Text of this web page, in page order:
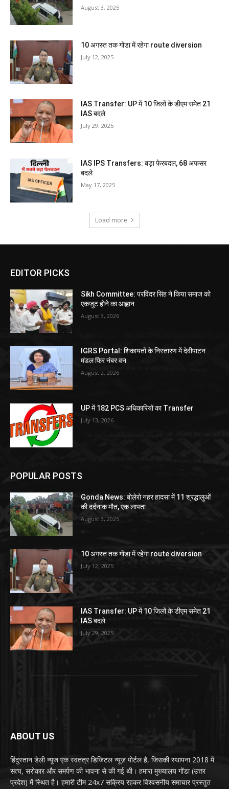
August 3, 2025
10 अगस्त तक गोंडा में रहेगा route diversion
July 12, 2025
IAS Transfer: UP में 10 जिलों के डीएम समेत 21
IAS बदले
July 29, 2025
IAS IPS Transfers: बड़ा फेरबदल, 68 अफसर
बदले
May 17, 2025
Load more
EDITOR PICKS
Sikh Committee: परविंदर सिंह ने किया समाज को
एकजुट होने का आह्वान
August 3, 2026
IGRS Portal: शिकायतों के निस्तारण में देवीपाटन
मंडल फिर नंबर वन
August 2, 2026
UP में 182 PCS अधिकारियों का Transfer
July 13, 2026
POPULAR POSTS
Gonda News: बोलेरो नहर हादसा में 11 श्रद्धालुओं
की दर्दनाक मौत, एक लापता
August 3, 2025
10 अगस्त तक गोंडा में रहेगा route diversion
July 12, 2025
IAS Transfer: UP में 10 जिलों के डीएम समेत 21
IAS बदले
July 29, 2025
ABOUT US
हिंदुस्तान डेली न्यूज एक स्वतंत्र डिजिटल न्यूज़ पोर्टल है, जिसकी स्थापना 2018 में
सत्य, सरोकार और समर्पण की भावना से की गई थी। हमारा मुख्यालय गोंडा (उत्तर
प्रदेश) में स्थित है। हमारी टीम 24x7 सक्रिय रहकर विश्वसनीय समाचार प्रस्तुत